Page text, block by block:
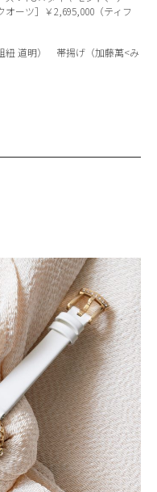
ーツ］￥2,695,000（ティフ
紐 道明） 帯揚げ（加藤萬<み